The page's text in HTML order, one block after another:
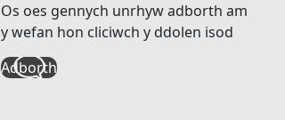
Os oes gennych unrhyw adborth am
y wefan hon cliciwch y ddolen isod
Adborth